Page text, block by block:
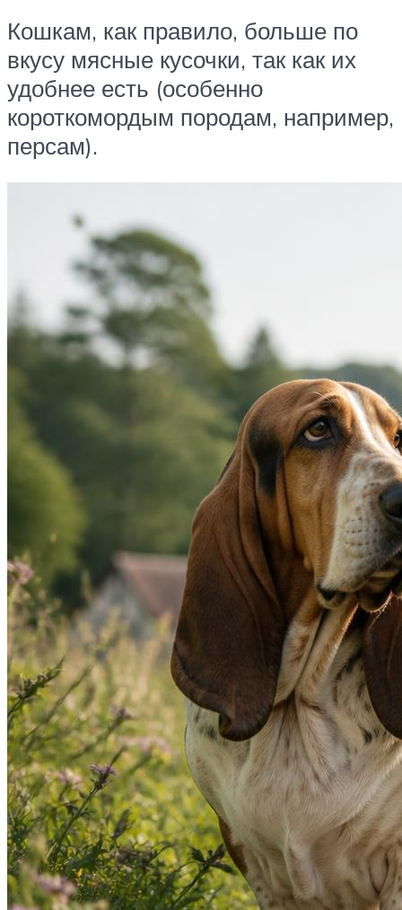
Кошкам, как правило, больше по
вкусу мясные кусочки, так как их
удобнее есть (особенно
короткомордым породам, например,
персам).